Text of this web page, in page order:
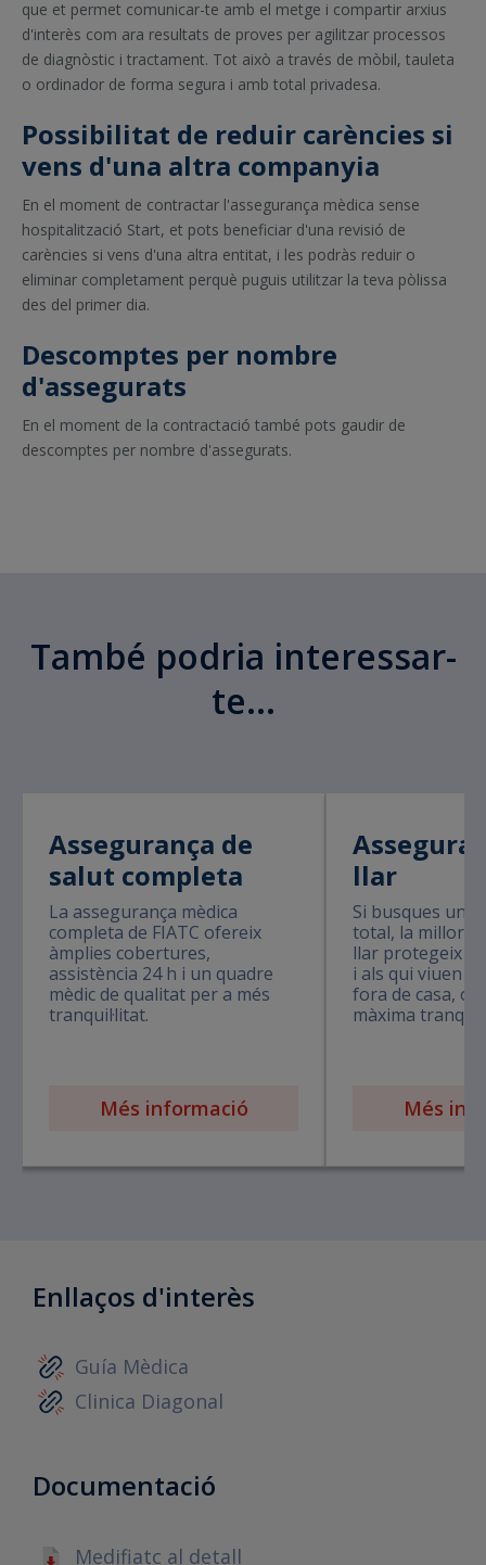
que et permet comunicar-te amb el metge i compartir arxius
d'interès com ara resultats de proves per agilitzar processos
de diagnòstic i tractament. Tot això a través de mòbil, tauleta
o ordinador de forma segura i amb total privadesa.
Possibilitat de reduir carències si
vens d'una altra companyia
En el moment de contractar l'assegurança mèdica sense
hospitalització Start, et pots beneficiar d'una revisió de
carències si vens d'una altra entitat, i les podràs reduir o
eliminar completament perquè puguis utilitzar la teva pòlissa
des del primer dia.
Descomptes per nombre
d'assegurats
En el moment de la contractació també pots gaudir de
descomptes per nombre d'assegurats.
També podria interessar-
te...
Assegurança de
salut completa
La assegurança mèdica
completa de FIATC ofereix
àmplies cobertures,
assistència 24 h i un quadre
mèdic de qualitat per a més
tranquil·litat.
Més informació
llar
Si busques una
total, la millor
llar protegeix
i als qui viuen
fora de casa,
màxima
Més
Enllaços d'interès
Guía Mèdica
Clinica Diagonal
Documentació
Medifiatc al detall